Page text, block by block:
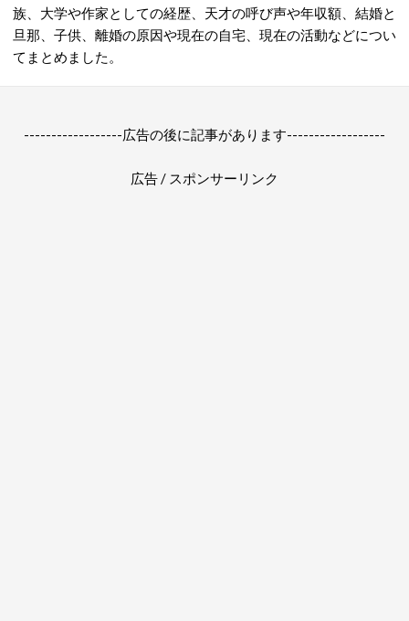
族、大学や作家としての経歴、天才の呼び声や年収額、結婚と
旦那、子供、離婚の原因や現在の自宅、現在の活動などについ
てまとめました。
------------------広告の後に記事があります------------------
広告 / スポンサーリンク